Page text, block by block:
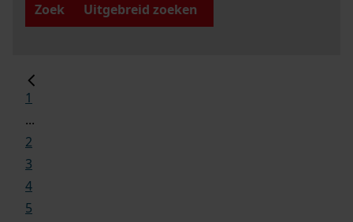
Zoek
Uitgebreid zoeken
1
...
2
3
4
5